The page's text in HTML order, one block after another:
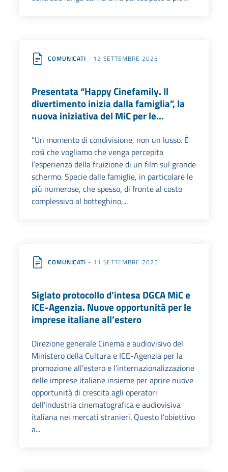
COMUNICATI - 12 SETTEMBRE 2025
Presentata “Happy Cinefamily. Il
divertimento inizia dalla famiglia”, la
nuova iniziativa del MiC per le...
“Un momento di condivisione, non un lusso. È
così che vogliamo che venga percepita
l’esperienza della fruizione di un film sul grande
schermo. Specie dalle famiglie, in particolare le
più numerose, che spesso, di fronte al costo
complessivo al botteghino,...
COMUNICATI - 11 SETTEMBRE 2025
Siglato protocollo d’intesa DGCA MiC e
ICE-Agenzia. Nuove opportunità per le
imprese italiane all’estero
Direzione generale Cinema e audiovisivo del
Ministero della Cultura e ICE-Agenzia per la
promozione all’estero e l’internazionalizzazione
delle imprese italiane insieme per aprire nuove
opportunità di crescita agli operatori
dell’industria cinematografica e audiovisiva
italiana nei mercati stranieri. Questo l’obiettivo
a...